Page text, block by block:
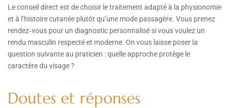
Le conseil direct est de choisir le traitement adapté à la physionomie
et à l’histoire cutanée plutôt qu’une mode passagère. Vous prenez
rendez‑vous pour un diagnostic personnalisé si vous voulez un
rendu masculin respecté et moderne. On vous laisse poser la
question suivante au praticien : quelle approche protège le
caractère du visage ?
Doutes et réponses